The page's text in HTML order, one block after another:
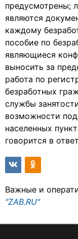
предусмотрены;
являются
каждому
пособие по
являющиеся
выносить за
работа по
безработных
службы
возможности
населенных
говорится в
Важные и
"ZAB.RU"